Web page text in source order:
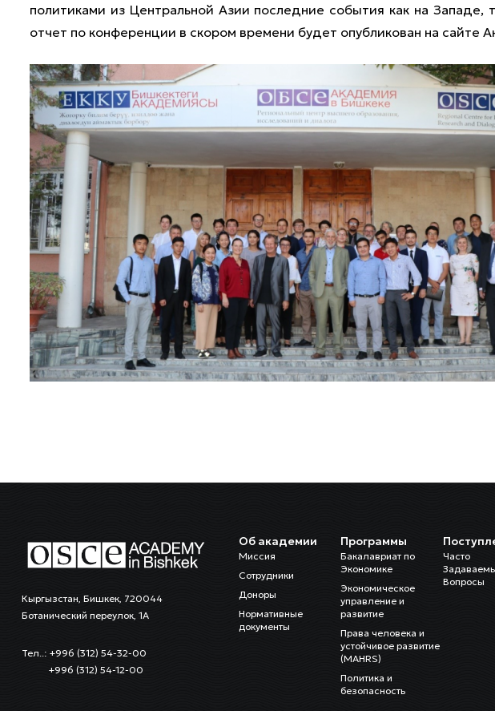
политиками из Центральной Азии последние события как на Западе,
отчет по конференции в скором времени будет опубликован на сайте
Кыргызстан, Бишкек, 720044
Ботанический переулок, 1А
Тел..: +996 (312) 54-32-00
+996 (312) 54-12-00
Об академии
Миссия
Сотрудники
Доноры
Нормативные
документы
Программы
Бакалавриат по
Экономике
Экономическое
управление и
развитие
Права человека и
устойчивое развитие
(MAHRS)
Политика и
безопасность
Часто
Вопросы